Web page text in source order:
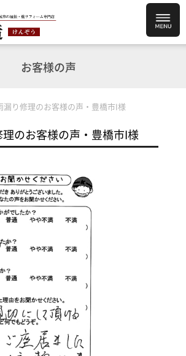
お客様の声
漏り修理のお客様の声・豊橋市I様
理のお客様の声・豊橋市I様